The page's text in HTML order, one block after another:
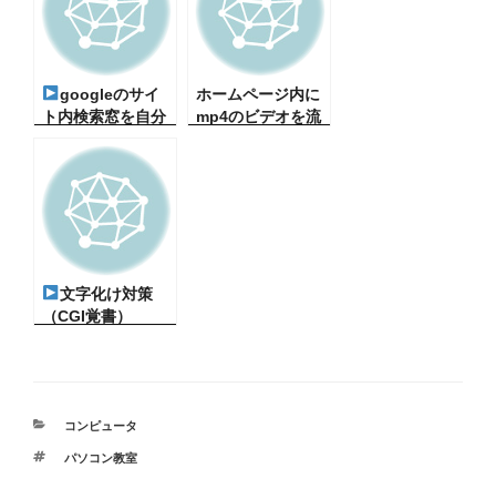
googleのサイ
ト内検索窓を自分
設定/初心者向け）
ホームページ内に
mp4のビデオを流
文字化け対策
（CGI覚書）
カ
ゴ
コンピュータ
タ
パソコン教室